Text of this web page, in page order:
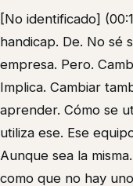
[No identificado]
handicap. De. No sé
empresa. Pero.
Implica. Cambiar
aprender. Cómo se
utiliza ese. Ese
Aunque sea la
como que no hay